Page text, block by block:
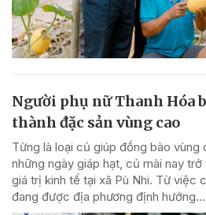
Người phụ nữ Thanh Hóa
thành đặc sản vùng cao
Từng là loại củ giúp đồng bào vùng
những ngày giáp hạt, củ mài nay trở
giá trị kinh tế tại xã Pù Nhi. Từ việc
đang được địa phương định hướng...